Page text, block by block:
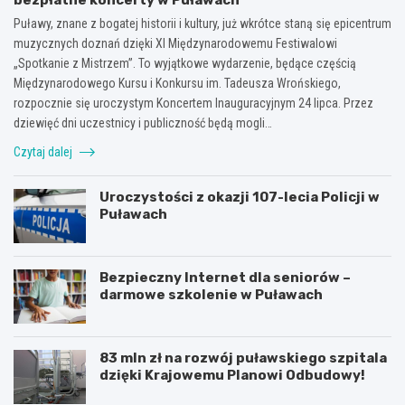
Puławy, znane z bogatej historii i kultury, już wkrótce staną się epicentrum
muzycznych doznań dzięki XI Międzynarodowemu Festiwalowi
„Spotkanie z Mistrzem”. To wyjątkowe wydarzenie, będące częścią
Międzynarodowego Kursu i Konkursu im. Tadeusza Wrońskiego,
rozpocznie się uroczystym Koncertem Inauguracyjnym 24 lipca. Przez
dziewięć dni uczestnicy i publiczność będą mogli…
Czytaj dalej
Uroczystości z okazji 107-lecia Policji w
Puławach
Bezpieczny Internet dla seniorów –
darmowe szkolenie w Puławach
83 mln zł na rozwój puławskiego szpitala
dzięki Krajowemu Planowi Odbudowy!